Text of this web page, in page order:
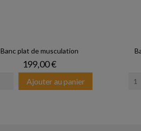
Banc plat de musculation
Prix
199,00 €
Ajouter au panier